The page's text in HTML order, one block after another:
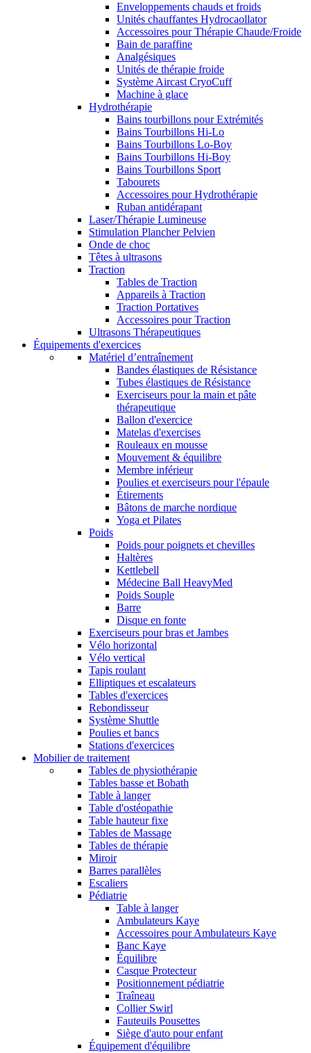
Enveloppements chauds et froids
Unités chauffantes Hydrocaollator
Accessoires pour Thérapie Chaude/Froide
Bain de paraffine
Analgésiques
Unités de thérapie froide
Système Aircast CryoCuff
Machine à glace
Hydrothérapie
Bains tourbillons pour Extrémités
Bains Tourbillons Hi-Lo
Bains Tourbillons Lo-Boy
Bains Tourbillons Hi-Boy
Bains Tourbillons Sport
Tabourets
Accessoires pour Hydrothérapie
Ruban antidérapant
Laser/Thérapie Lumineuse
Stimulation Plancher Pelvien
Onde de choc
Têtes à ultrasons
Traction
Tables de Traction
Appareils à Traction
Traction Portatives
Accessoires pour Traction
Ultrasons Thérapeutiques
Équipements d'exercices
Matériel d’entraînement
Bandes élastiques de Résistance
Tubes élastiques de Résistance
Exerciseurs pour la main et pâte
thérapeutique
Ballon d'exercice
Matelas d'exercises
Rouleaux en mousse
Mouvement & équilibre
Membre inférieur
Poulies et exerciseurs pour l'épaule
Étirements
Bâtons de marche nordique
Yoga et Pilates
Poids
Poids pour poignets et chevilles
Haltères
Kettlebell
Médecine Ball HeavyMed
Poids Souple
Barre
Disque en fonte
Exerciseurs pour bras et Jambes
Vélo horizontal
Vélo vertical
Tapis roulant
Elliptiques et escalateurs
Tables d'exercices
Rebondisseur
Système Shuttle
Poulies et bancs
Stations d'exercices
Mobilier de traitement
Tables de physiothérapie
Tables basse et Bobath
Table à langer
Table d'ostéopathie
Table hauteur fixe
Tables de Massage
Tables de thérapie
Miroir
Barres parallèles
Escaliers
Pédiatrie
Table à langer
Ambulateurs Kaye
Accessoires pour Ambulateurs Kaye
Banc Kaye
Équilibre
Casque Protecteur
Positionnement pédiatrie
Traîneau
Collier Swirl
Fauteuils Pousettes
Siège d'auto pour enfant
Équipement d'équilibre